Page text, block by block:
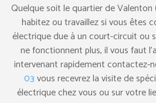
Quelque soit le quartier de Valenton
habitez ou travaillez si vous êtes
électrique due à un court-circuit ou
ne fonctionnent plus, il vous faut
intervenant rapidement contactez-
03vous recevrez la visite de
électrique chez vous ou sur votre